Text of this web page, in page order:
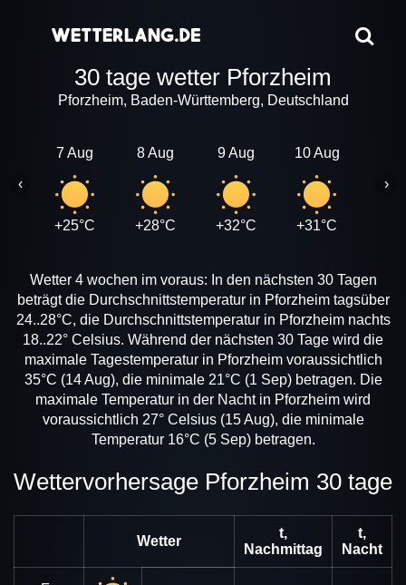
30 tage wetter Pforzheim
Pforzheim, Baden-Württemberg, Deutschland
7 Aug
+25°C
8 Aug
+28°C
9 Aug
+32°C
10 Aug
+31°C
‹ ›
Wetter 4 wochen im voraus: In den nächsten 30 Tagen
beträgt die Durchschnittstemperatur in Pforzheim tagsüber
24..28°C, die Durchschnittstemperatur in Pforzheim nachts
18..22° Celsius. Während der nächsten 30 Tage wird die
maximale Tagestemperatur in Pforzheim voraussichtlich
35°C (14 Aug), die minimale 21°C (1 Sep) betragen. Die
maximale Temperatur in der Nacht in Pforzheim wird
voraussichtlich 27° Celsius (15 Aug), die minimale
Temperatur 16°C (5 Sep) betragen.
Wettervorhersage Pforzheim 30 tage
Wetter
t,
Nachmittag
t,
Nacht